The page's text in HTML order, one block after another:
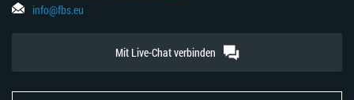
info@fbs.eu
Mit Live-Chat verbinden